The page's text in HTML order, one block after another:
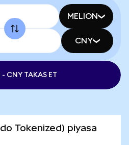
MELION
CNY
- CNY TAKAS ET
Tokenized) piyasa